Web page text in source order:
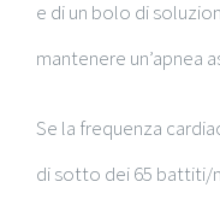
e di un bolo di
mantenere un’apnea
Se la frequenza
di sotto dei 65 battiti/